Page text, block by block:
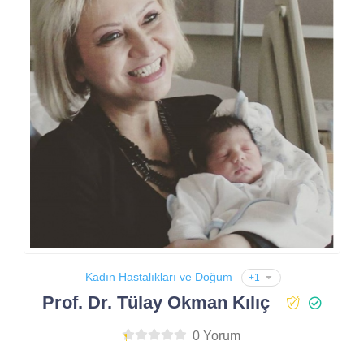
Kadın Hastalıkları ve Doğum +1
Prof. Dr. Tülay Okman Kılıç
0 Yorum